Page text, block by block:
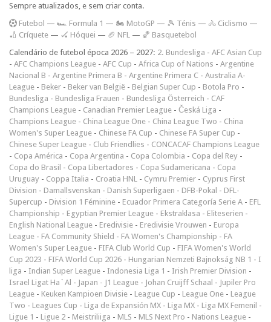
Sempre atualizados, e sem criar conta.
Futebol — 🏎️ Formula 1 — 🏍 MotoGP — 🎾 Ténis — 🚴 Ciclismo —
🏏 Críquete — 🏑 Hóquei — 🏈 NFL — 🏀 Basquetebol
Calendário de futebol época 2026 – 2027: 2. Bundesliga - AFC Asian Cup
- AFC Champions League - AFC Cup - Africa Cup of Nations - Argentine
Nacional B - Argentine Primera B - Argentine Primera C - Australia A-
League - Beker - Beker van België - Belgian Super Cup - Botola Pro -
Bundesliga - Bundesliga Frauen - Bundesliga Österreich - CAF
Champions League - Canadian Premier League - Česká Liga -
Champions League - China League One - China League Two - China
Women's Super League - Chinese FA Cup - Chinese FA Super Cup -
Chinese Super League - Club Friendlies - CONCACAF Champions League
- Copa América - Copa Argentina - Copa Colombia - Copa del Rey -
Copa do Brasil - Copa Libertadores - Copa Sudamericana - Copa
Uruguay - Coppa Italia - Croatia HNL - Cymru Premier - Cyprus First
Division - Damallsvenskan - Danish Superligaen - DFB-Pokal - DFL-
Supercup - Division 1 Féminine - Ecuador Primera Categoría Serie A - EFL
Championship - Egyptian Premier League - Ekstraklasa - Eliteserien -
English National League - Eredivisie - Eredivisie Vrouwen - Europa
League - FA Community Shield - FA Women's Championship - FA
Women's Super League - FIFA Club World Cup - FIFA Women's World
Cup 2023 - FIFA World Cup 2026 - Hungarian Nemzeti Bajnokság NB 1 - I
liga - Indian Super League - Indonesia Liga 1 - Irish Premier Division -
Israel Ligat Ha`Al - Japan - J1 League - Johan Cruijff Schaal - Jupiler Pro
League - Keuken Kampioen Divisie - League Cup - League One - League
Two - Leagues Cup - Liga de Expansión MX - Liga MX - Liga MX Femenil -
Ligue 1 - Ligue 2 - Meistriliiga - MLS - MLS Next Pro - Nations League -